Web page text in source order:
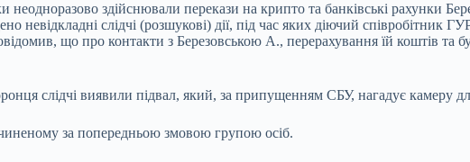
здійснювали перекази на крипто та банківські рахунки
невідкладні слідчі (розшукові) дії, під час яких діючий співробітник
що про контакти з Березовською А., перерахування їй коштів та
слідчі виявили підвал, який, за припущенням СБУ, нагадує камеру
за попередньою змовою групою осіб.